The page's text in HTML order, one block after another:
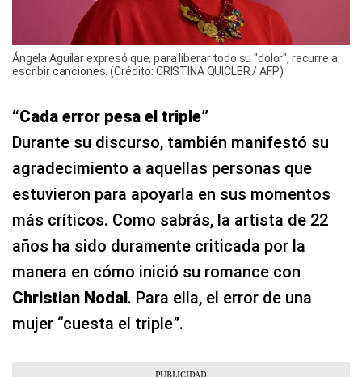
Ángela Aguilar expresó que, para liberar todo su "dolor", recurre a
escribir canciones. (Crédito: CRISTINA QUICLER / AFP)
“Cada error pesa el triple”
Durante su discurso, también manifestó su
agradecimiento a aquellas personas que
estuvieron para apoyarla en sus momentos
más críticos. Como sabrás, la artista de 22
años ha sido duramente criticada por la
manera en cómo inició su romance con
Christian Nodal. Para ella, el error de una
mujer “cuesta el triple”.